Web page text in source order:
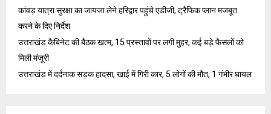
कांवड़ यात्रा सुरक्षा का जायजा लेने हरिद्वार पहुंचे एडीजी, ट्रैफिक प्लान मजबूत
करने के दिए निर्देश
उत्तराखंड कैबिनेट की बैठक खत्म, 15 प्रस्तावों पर लगी मुहर, कई बड़े फैसलों को
मिली मंजूरी
उत्तराखंड में दर्दनाक सड़क हादसा, खाई में गिरी कार, 5 लोगों की मौत, 1 गंभीर घायल